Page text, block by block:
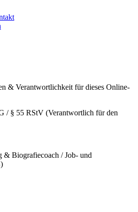
& Verantwortlichkeit für dieses Online-
/ § 55 RStV (Verantwortlich für den
& Biografiecoach / Job- und